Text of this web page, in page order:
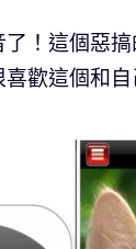
了！這個惡
歡這個和